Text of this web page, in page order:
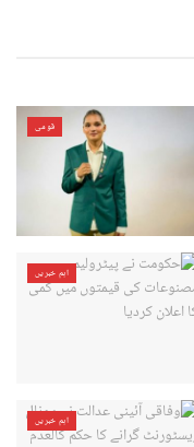
قومی
اہم خبریں
اہم خبریں